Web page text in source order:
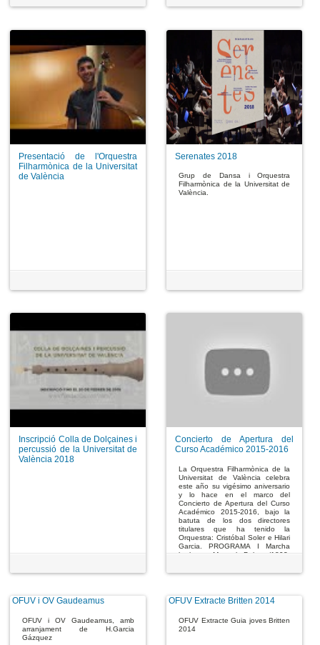
realizará el concierto de cierre de
Pastrana en la Capilla de la
Presentació de l'Orquestra
Filharmònica de la Universitat
de València
Serenates 2018
Grup de Dansa i Orquestra
Filharmònica de la Universitat de
València.
Inscripció Colla de Dolçaines i
percussió de la Universitat de
València 2018
Concierto de Apertura del
Curso Académico 2015-2016
La Orquestra Filharmònica de la
Universitat de València celebra
este año su vigésimo aniversario
y lo hace en el marco del
Concierto de Apertura del Curso
Académico 2015-2016, bajo la
batuta de los dos directores
titulares que ha tenido la
Orquestra: Cristóbal Soler e Hilari
Garcia. PROGRAMA I Marcha
burlesca Manuel Palau (1893-
instrumentos de viento, timbales
Allegro vivace David López,
flauta Pau Rodríguez, oboe
Àlber Català, fagot Jesús
Sánchez, trompa Carlos Megías,
OFUV i OV Gaudeamus
OFUV i OV Gaudeamus, amb
arranjament de H.Garcia
Gázquez
OFUV Extracte Britten 2014
OFUV Extracte Guia joves Britten
2014